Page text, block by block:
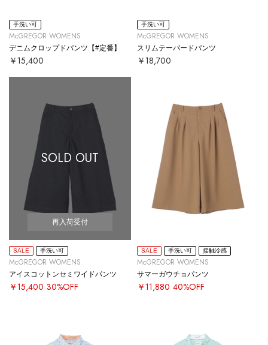
手洗い可
McGREGOR WOMENS
デニムクロップドパンツ【#定番】
￥15,400
手洗い可
McGREGOR WOMENS
スリムテーパードパンツ
￥18,700
SOLD OUT
再入荷受付
SALE 手洗い可
McGREGOR WOMENS
アイスコットンセミワイドパンツ
￥15,400 30%OFF
SALE 手洗い可 接触冷感
McGREGOR WOMENS
サマーガウチョパンツ
￥11,880 40%OFF